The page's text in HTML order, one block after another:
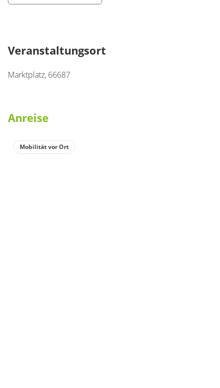
Veranstaltungsort
Marktplatz, 66687
Anreise
Mobilität vor Ort